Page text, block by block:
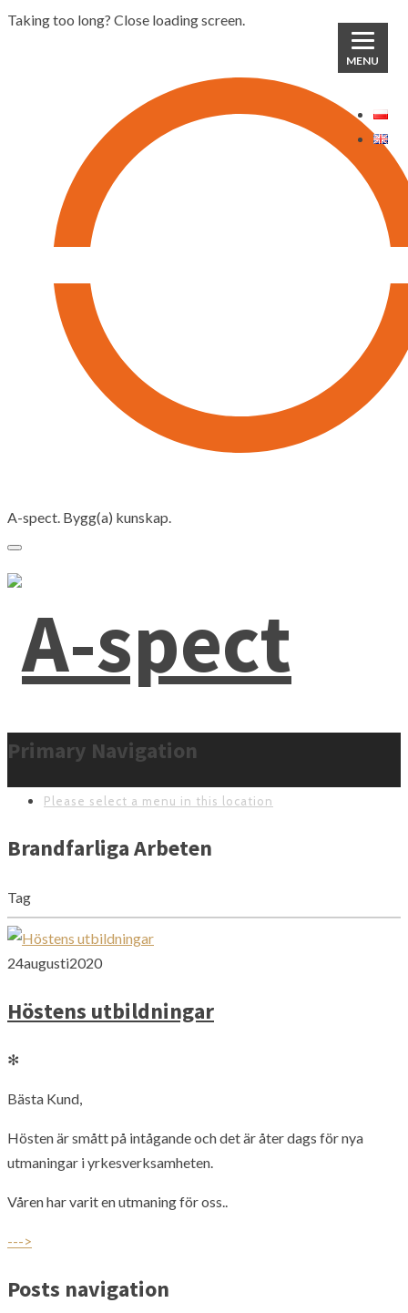
Taking too long? Close loading screen.
A-spect. Bygg(a) kunskap.
MENU
Primary Navigation
Please select a menu in this location
Brandfarliga Arbeten
Tag
24augusti2020
Höstens utbildningar
✻
Bästa Kund,
Hösten är smått på intågande och det är åter dags för nya
utmaningar i yrkesverksamheten.
Våren har varit en utmaning för oss..
--->
Posts navigation